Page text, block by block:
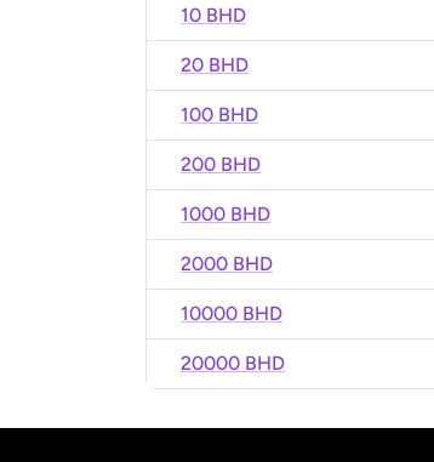
10 BHD
20 BHD
100 BHD
200 BHD
1000 BHD
2000 BHD
10000 BHD
20000 BHD